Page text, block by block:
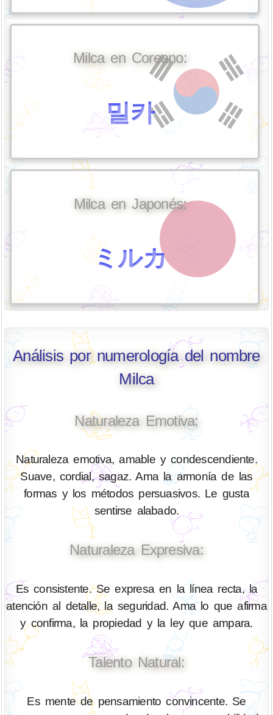
Milca en Coreano:
밀카
Milca en Japonés:
ミルカ
Análisis por numerología del nombre
Milca
Naturaleza Emotiva:
Naturaleza emotiva, amable y condescendiente.
Suave, cordial, sagaz. Ama la armonía de las
formas y los métodos persuasivos. Le gusta
sentirse alabado.
Naturaleza Expresiva:
Es consistente. Se expresa en la línea recta, la
atención al detalle, la seguridad. Ama lo que afirma
y confirma, la propiedad y la ley que ampara.
Talento Natural:
Es mente de pensamiento convincente. Se